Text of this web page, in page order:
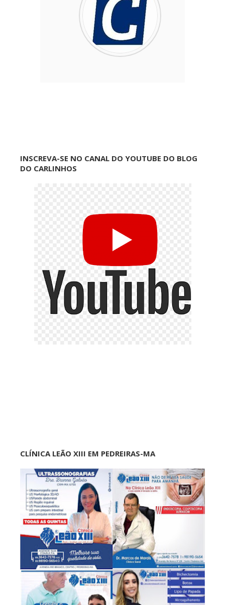
INSCREVA-SE NO CANAL DO YOUTUBE DO BLOG
DO CARLINHOS
CLÍNICA LEÃO XIII EM PEDREIRAS-MA